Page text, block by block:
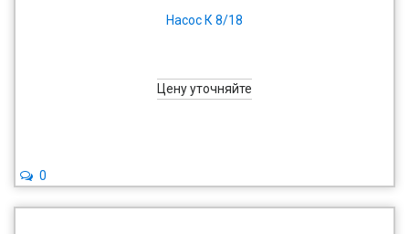
Насос К 8/18
Цену уточняйте
0